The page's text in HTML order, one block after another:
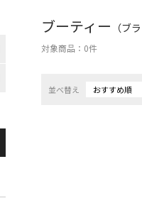
ブーティー （ブ
対象商品： 0件
並べ替え おすすめ順